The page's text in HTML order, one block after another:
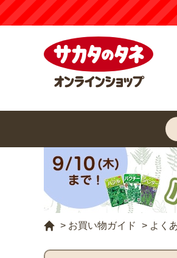
> お買い物ガイド > よく